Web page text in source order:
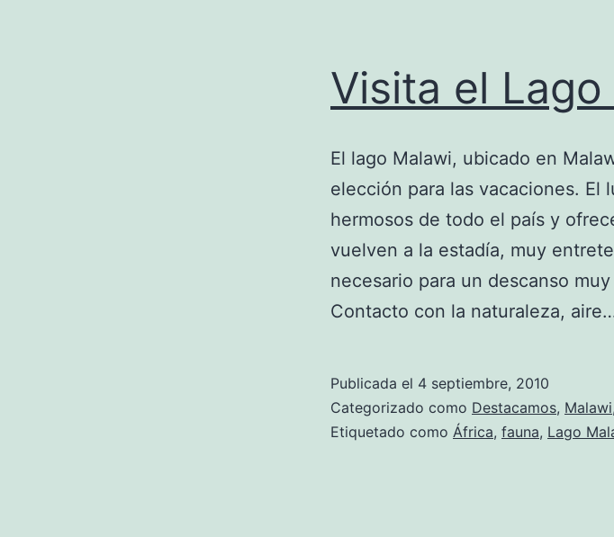
Visita el
El lago Malawi, ubicado en
elección para las vacaciones. El
hermosos de todo el país y
vuelven a la estadía, muy
necesario para un descanso
Contacto con la naturaleza,
Publicada el 4 septiembre, 2010
Categorizado como Destacamos, Malawi,
Etiquetado como África, fauna, Lago